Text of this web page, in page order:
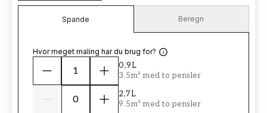
Spande Beregn
Hvor meget maling har du brug for?
0,9L
3.5m² med to pensler
2,7L
9.5m² med to pensler